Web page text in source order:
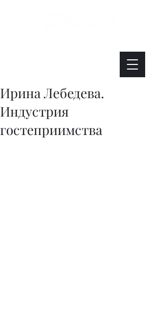
Ирина Лебедева.
Индустрия
гостеприимства